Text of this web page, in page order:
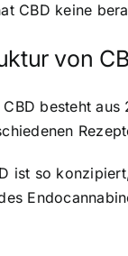
CBD keine
von
besteht
ist so